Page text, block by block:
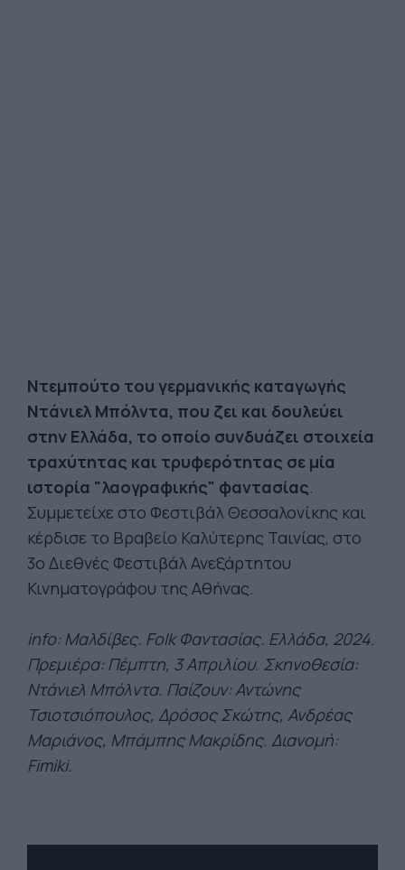
Ντεμπούτο του γερμανικής καταγωγής
Ντάνιελ Μπόλντα, που ζει και δουλεύει
στην Ελλάδα, το οποίο συνδυάζει στοιχεία
τραχύτητας και τρυφερότητας σε μία
ιστορία "λαογραφικής" φαντασίας.
Συμμετείχε στο Φεστιβάλ Θεσσαλονίκης και
κέρδισε το Βραβείο Καλύτερης Ταινίας, στο
3ο Διεθνές Φεστιβάλ Ανεξάρτητου
Κινηματογράφου της Αθήνας.
info: Μαλδίβες. Folk Φαντασίας. Ελλάδα, 2024.
Πρεμιέρα: Πέμπτη, 3 Απριλίου. Σκηνοθεσία:
Ντάνιελ Μπόλντα. Παίζουν:Αντώνης
Τσιοτσιόπουλος, Δρόσος Σκώτης, Ανδρέας
Μαριάνος, Μπάμπης Μακρίδης. Διανομή:
Fimiki.